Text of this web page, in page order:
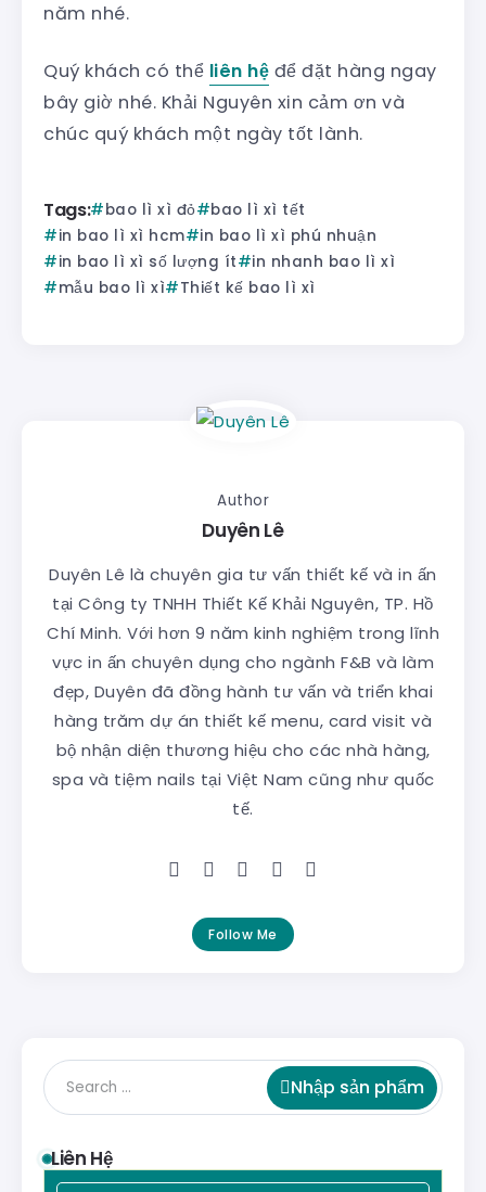
năm nhé.
Quý khách có thể liên hệ để đặt hàng ngay
bây giờ nhé. Khải Nguyên xin cảm ơn và
chúc quý khách một ngày tốt lành.
Tags: bao lì xì đỏ
bao lì xì tết
in bao lì xì hcm
in bao lì xì phú nhuận
in bao lì xì số lượng ít
in nhanh bao lì xì
mẫu bao lì xì
Thiết kế bao lì xì
Author
Duyên Lê
Duyên Lê là chuyên gia tư vấn thiết kế và in ấn
tại Công ty TNHH Thiết Kế Khải Nguyên, TP. Hồ
Chí Minh. Với hơn 9 năm kinh nghiệm trong lĩnh
vực in ấn chuyên dụng cho ngành F&B và làm
đẹp, Duyên đã đồng hành tư vấn và triển khai
hàng trăm dự án thiết kế menu, card visit và
bộ nhận diện thương hiệu cho các nhà hàng,
spa và tiệm nails tại Việt Nam cũng như quốc
tế.
Follow Me
Nhập sản phẩm
Liên Hệ